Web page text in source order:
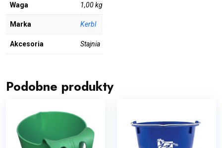
Waga 1,00 kg
Marka Kerbl
Akcesoria Stajnia
Podobne produkty